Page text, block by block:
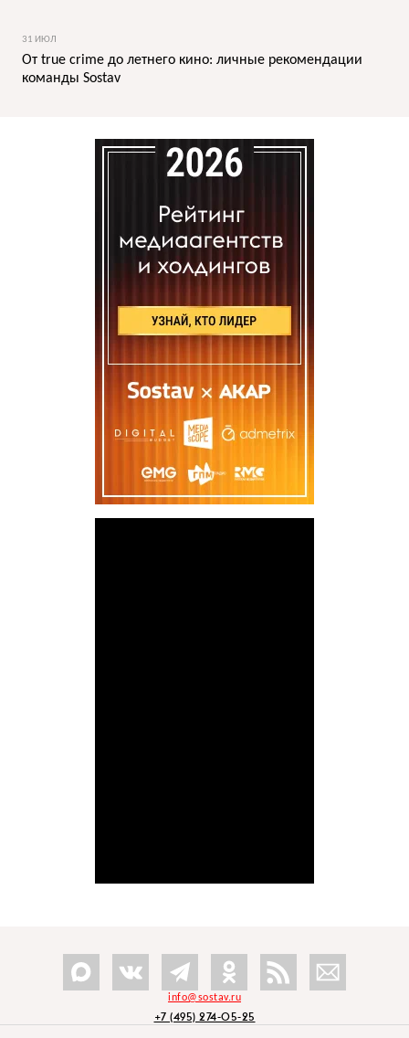
31 ИЮЛ
От true crime до летнего кино: личные рекомендации
команды Sostav
info@sostav.ru
+7 (495) 274-05-25